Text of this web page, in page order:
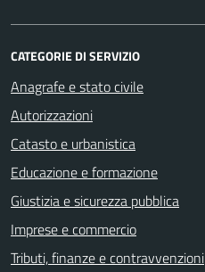
CATEGORIE DI SERVIZIO
Anagrafe e stato civile
Autorizzazioni
Catasto e urbanistica
Educazione e formazione
Giustizia e sicurezza pubblica
Imprese e commercio
Tributi, finanze e contravvenzioni